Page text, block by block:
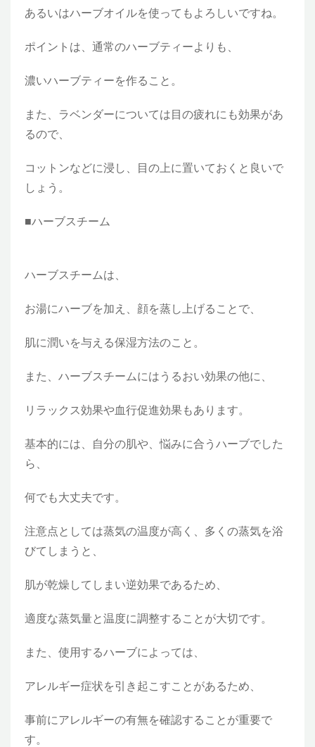
あるいはハーブオイルを使ってもよろしいですね。
ポイントは、通常のハーブティーよりも、
濃いハーブティーを作ること。
また、ラベンダーについては目の疲れにも効果があ
るので、
コットンなどに浸し、目の上に置いておくと良いで
しょう。
■ハーブスチーム
ハーブスチームは、
お湯にハーブを加え、顔を蒸し上げることで、
肌に潤いを与える保湿方法のこと。
また、ハーブスチームにはうるおい効果の他に、
リラックス効果や血行促進効果もあります。
基本的には、自分の肌や、悩みに合うハーブでした
ら、
何でも大丈夫です。
注意点としては蒸気の温度が高く、多くの蒸気を浴
びてしまうと、
肌が乾燥してしまい逆効果であるため、
適度な蒸気量と温度に調整することが大切です。
また、使用するハーブによっては、
アレルギー症状を引き起こすことがあるため、
事前にアレルギーの有無を確認することが重要で
す。